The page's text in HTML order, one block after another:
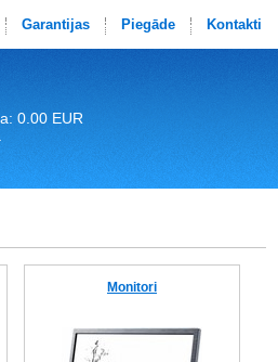
Garantijas Piegāde Kontakti
0.00 EUR
Monitori